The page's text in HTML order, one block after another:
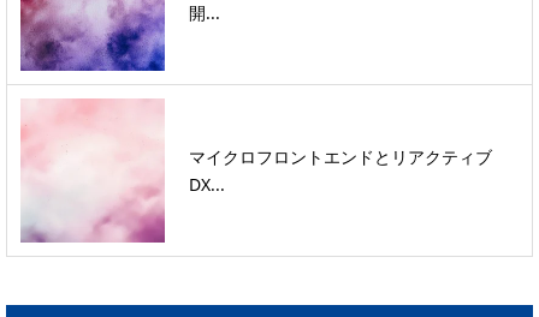
開...
マイクロフロントエンドとリアクティブ
DX...